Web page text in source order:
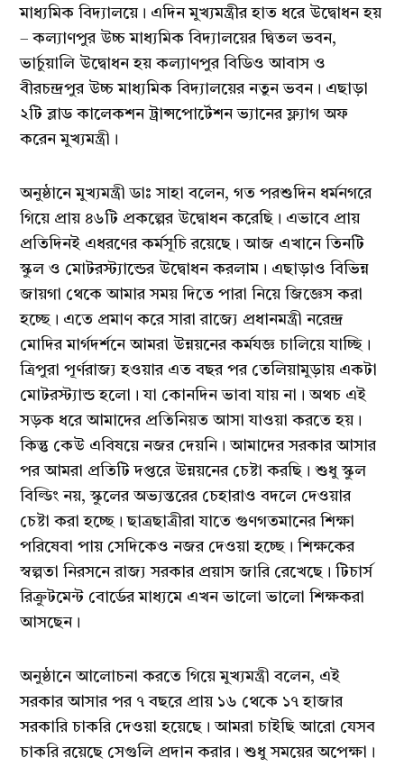
মাধ্যমিক বিদ্যালয়ে। এদিন মুখ্যমন্ত্রীর হাত ধরে উদ্বোধন হয়
– কল্যাণপুর উচ্চ মাধ্যমিক বিদ্যালয়ের দ্বিতল ভবন,
ভার্চুয়ালি উদ্বোধন হয় কল্যাণপুর বিডিও আবাস ও
বীরচন্দ্রপুর উচ্চ মাধ্যমিক বিদ্যালয়ের নতুন ভবন। এছাড়া
২টি ব্লাড কালেকশন ট্রান্সপোর্টেশন ভ্যানের ফ্ল্যাগ অফ
করেন মুখ্যমন্ত্রী।
অনুষ্ঠানে মুখ্যমন্ত্রী ডাঃ সাহা বলেন, গত পরশুদিন ধর্মনগরে
গিয়ে প্রায় ৪৬টি প্রকল্পের উদ্বোধন করেছি। এভাবে প্রায়
প্রতিদিনই এধরণের কর্মসূচি রয়েছে। আজ এখানে তিনটি
স্কুল ও মোটরস্ট্যান্ডের উদ্বোধন করলাম। এছাড়াও বিভিন্ন
জায়গা থেকে আমার সময় দিতে পারা নিয়ে জিজ্ঞেস করা
হচ্ছে। এতে প্রমাণ করে সারা রাজ্যে প্রধানমন্ত্রী নরেন্দ্র
মোদির মার্গদর্শনে আমরা উন্নয়নের কর্মযজ্ঞ চালিয়ে যাচ্ছি।
ত্রিপুরা পূর্ণরাজ্য হওয়ার এত বছর পর তেলিয়ামুড়ায় একটা
মোটরস্ট্যান্ড হলো। যা কোনদিন ভাবা যায় না। অথচ এই
সড়ক ধরে আমাদের প্রতিনিয়ত আসা যাওয়া করতে হয়।
কিন্তু কেউ এবিষয়ে নজর দেয়নি। আমাদের সরকার আসার
পর আমরা প্রতিটি দপ্তরে উন্নয়নের চেষ্টা করছি। শুধু স্কুল
বিল্ডিং নয়, স্কুলের অভ্যন্তরের চেহারাও বদলে দেওয়ার
চেষ্টা করা হচ্ছে। ছাত্রছাত্রীরা যাতে গুণগতমানের শিক্ষা
পরিষেবা পায় সেদিকেও নজর দেওয়া হচ্ছে। শিক্ষকের
স্বল্পতা নিরসনে রাজ্য সরকার প্রয়াস জারি রেখেছে। টিচার্স
রিক্রুটমেন্ট বোর্ডের মাধ্যমে এখন ভালো ভালো শিক্ষকরা
আসছেন।
অনুষ্ঠানে আলোচনা করতে গিয়ে মুখ্যমন্ত্রী বলেন, এই
সরকার আসার পর ৭ বছরে প্রায় ১৬ থেকে ১৭ হাজার
সরকারি চাকরি দেওয়া হয়েছে। আমরা চাইছি আরো যেসব
চাকরি রয়েছে সেগুলি প্রদান করার। শুধু সময়ের অপেক্ষা।